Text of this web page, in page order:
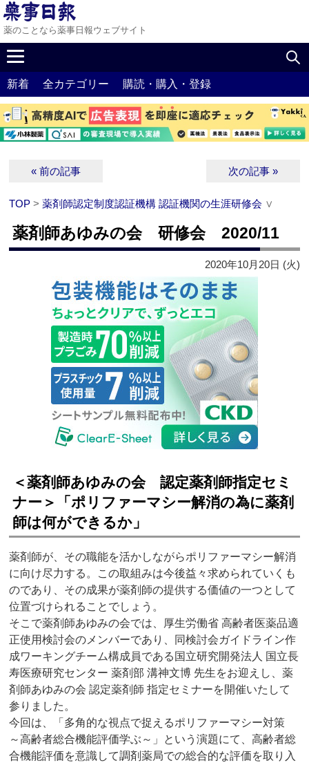
薬のことなら薬事日報ウェブサイト
新着 全カテゴリー 購読・購入・登録
« 前の記事 次の記事 »
TOP >薬剤師認定制度認証機構 認証機関の生涯研修会 ∨
薬剤師あゆみの会 研修会 2020/11
2020年10月20日 (火)
＜薬剤師あゆみの会 認定薬剤師指定セミ
ナー＞「ポリファーマシー解消の為に薬剤
師は何ができるか」
薬剤師が、その職能を活かしながらポリファーマシー解消
に向け尽力する。この取組みは今後益々求められていくも
のであり、その成果が薬剤師の提供する価値の一つとして
位置づけられることでしょう。
そこで薬剤師あゆみの会では、厚生労働省 高齢者医薬品適
正使用検討会のメンバーであり、同検討会ガイドライン作
成ワーキングチーム構成員である国立研究開発法人 国立長
寿医療研究センター 薬剤部 溝神文博 先生をお迎えし、薬
剤師あゆみの会 認定薬剤師 指定セミナーを開催いたして
参りました。
今回は、「多角的な視点で捉えるポリファーマシー対策
～高齢者総合機能評価学ぶ～」という演題にて、高齢者総
合機能評価を意識して調剤薬局での総合的な評価を取り入